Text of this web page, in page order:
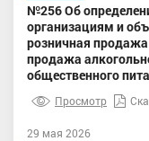
№256 Об
организациям и
розничная
продажа
общественного
Просмотр
29 мая 2026